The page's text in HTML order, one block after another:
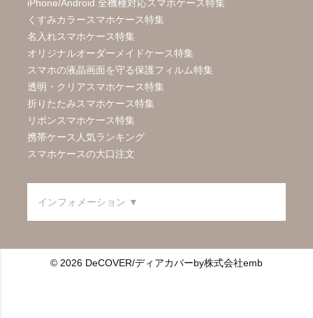
iPhone/Android 全機種対応スマホケース特集
くすみカラースマホケース特集
名入れスマホケース特集
オリジナルオーダーメイドケース特集
スマホの液晶画面を守る保護フィルム特集
透明・クリアスマホケース特集
折りたたみスマホケース特集
リボンスマホケース特集
携帯ケース人気ランキング
スマホケースの大口注文
インフォメーション ▼
© 2026 DeCOVER/ディアカバーby株式会社emb